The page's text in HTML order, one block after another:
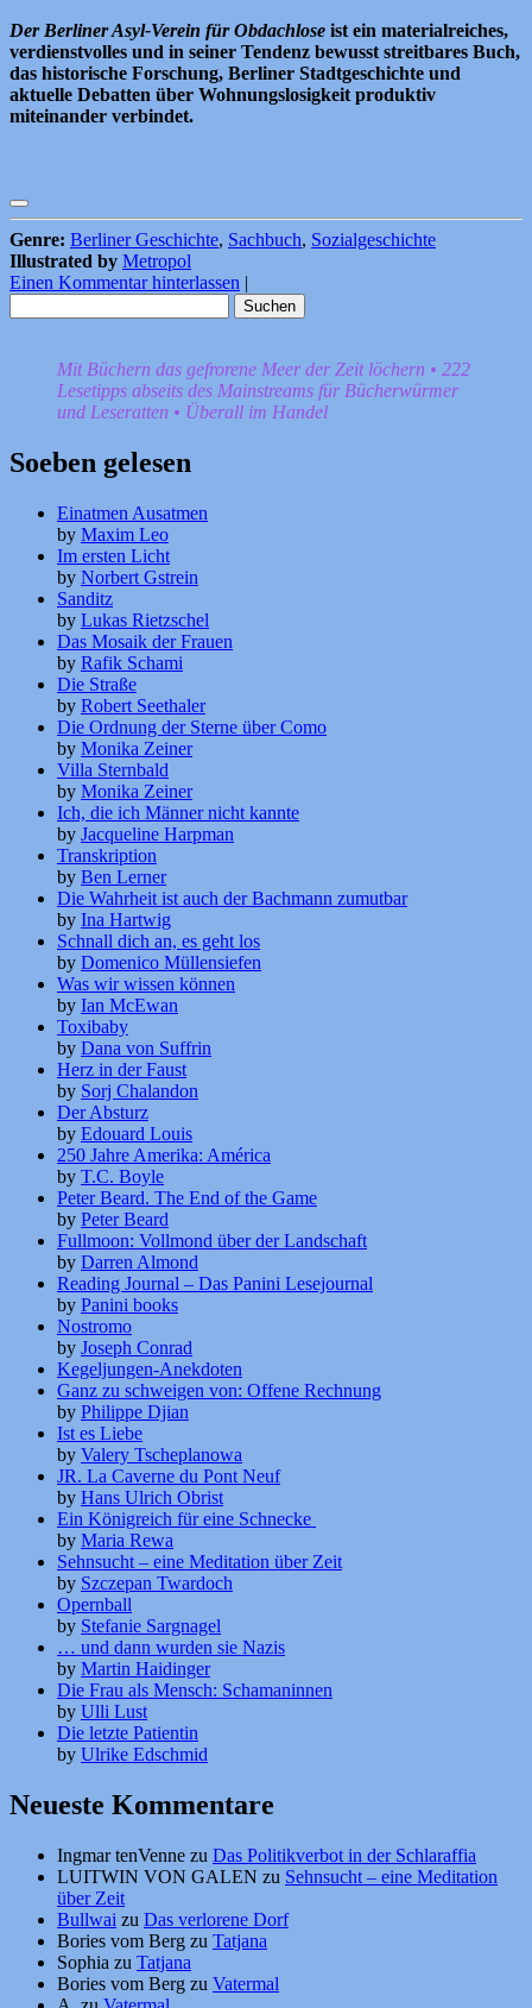
Der Berliner Asyl-Verein für Obdachlose ist ein materialreiches,
verdienstvolles und in seiner Tendenz bewusst streitbares Buch,
das historische Forschung, Berliner Stadtgeschichte und
aktuelle Debatten über Wohnungslosigkeit produktiv
miteinander verbindet.
Genre: Berliner Geschichte, Sachbuch, Sozialgeschichte
Illustrated by Metropol
Einen Kommentar hinterlassen
nach:
Mit Büchern das gefrorene Meer der Zeit löchern • 222
Lesetipps abseits des Mainstreams für Bücherwürmer
und Leseratten • Überall im Handel
Soeben gelesen
Einatmen Ausatmen
by Maxim Leo
Im ersten Licht
by Norbert Gstrein
Sanditz
by Lukas Rietzschel
Das Mosaik der Frauen
by Rafik Schami
Die Straße
by Robert Seethaler
Die Ordnung der Sterne über Como
by Monika Zeiner
Villa Sternbald
by Monika Zeiner
Ich, die ich Männer nicht kannte
by Jacqueline Harpman
Transkription
by Ben Lerner
Die Wahrheit ist auch der Bachmann zumutbar
by Ina Hartwig
Schnall dich an, es geht los
by Domenico Müllensiefen
Was wir wissen können
by Ian McEwan
Toxibaby
by Dana von Suffrin
Herz in der Faust
by Sorj Chalandon
Der Absturz
by Edouard Louis
250 Jahre Amerika: América
by T.C. Boyle
Peter Beard. The End of the Game
by Peter Beard
Fullmoon: Vollmond über der Landschaft
by Darren Almond
Reading Journal – Das Panini Lesejournal
by Panini books
Nostromo
by Joseph Conrad
Kegeljungen-Anekdoten
Ganz zu schweigen von: Offene Rechnung
by Philippe Djian
Ist es Liebe
by Valery Tscheplanowa
JR. La Caverne du Pont Neuf
by Hans Ulrich Obrist
Ein Königreich für eine Schnecke
by Maria Rewa
Sehnsucht – eine Meditation über Zeit
by Szczepan Twardoch
Opernball
by Stefanie Sargnagel
… und dann wurden sie Nazis
by Martin Haidinger
Die Frau als Mensch: Schamaninnen
by Ulli Lust
Die letzte Patientin
by Ulrike Edschmid
Neueste Kommentare
Ingmar tenVenne zu Das Politikverbot in der Schlaraffia
LUITWIN VON GALEN zu Sehnsucht – eine Meditation
über Zeit
Bullwai zu Das verlorene Dorf
Bories vom Berg zu Tatjana
Sophia zu Tatjana
Bories vom Berg zu Vatermal